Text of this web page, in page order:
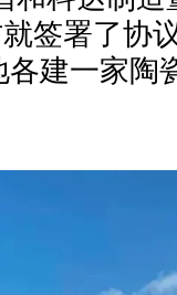
签署了协
建一家陶